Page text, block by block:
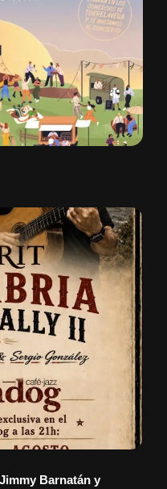
Barnatán y